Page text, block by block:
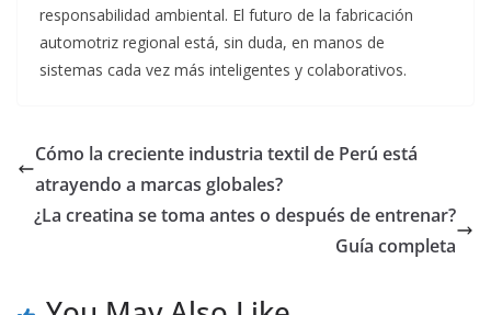
responsabilidad ambiental. El futuro de la fabricación
automotriz regional está, sin duda, en manos de
sistemas cada vez más inteligentes y colaborativos.
Cómo la creciente industria textil de Perú está
atrayendo a marcas globales?
¿La creatina se toma antes o después de entrenar?
Guía completa